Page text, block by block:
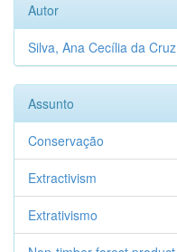
Autor
Silva, Ana Cecília da Cruz
Assunto
Conservação
Extractivism
Extrativismo